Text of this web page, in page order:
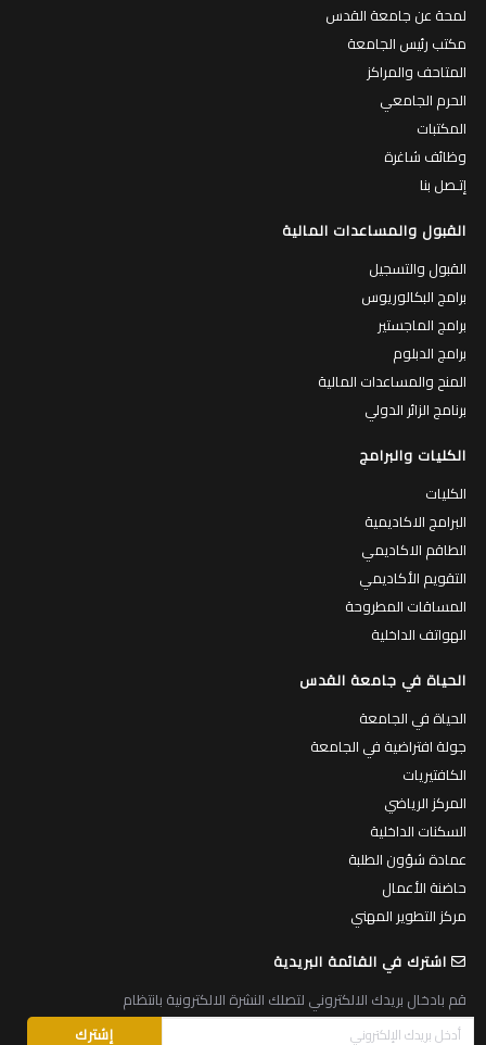
لمحة عن جامعة القدس
مكتب رئيس الجامعة
المتاحف والمراكز
الحرم الجامعي
المكتبات
وظائف شاغرة
إتـصل بنا
القبول والمساعدات المالية
القبول والتسجيل
برامج البكالوريوس
برامج الماجستير
برامج الدبلوم
المنح والمساعدات المالية
برنامج الزائر الدولي
الكليات والبرامج
الكليات
البرامج الاكاديمية
الطاقم الاكاديمي
التقويم الأكاديمي
المساقات المطروحة
الهواتف الداخلية
الحياة في جامعة القدس
الحياة في الجامعة
جولة افتراضية في الجامعة
الكافتيريات
المركز الرياضي
السكنات الداخلية
عمادة شؤون الطلبة
حاضنة الأعمال
مركز التطوير المهني
اشترك في القائمة البريدية
قم بادخال بريدك الالكتروني لتصلك النشرة الالكترونية بانتظام